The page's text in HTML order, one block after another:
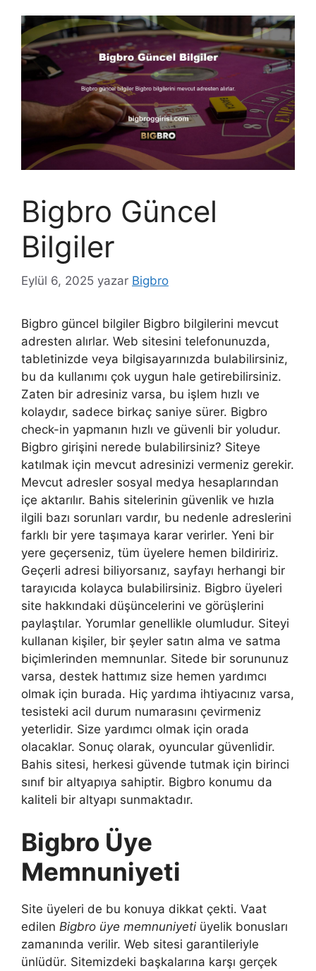
Bigbro Güncel
Bilgiler
Eylül 6, 2025 yazar Bigbro
Bigbro güncel bilgiler Bigbro bilgilerini mevcut
adresten alırlar. Web sitesini telefonunuzda,
tabletinizde veya bilgisayarınızda bulabilirsiniz,
bu da kullanımı çok uygun hale getirebilirsiniz.
Zaten bir adresiniz varsa, bu işlem hızlı ve
kolaydır, sadece birkaç saniye sürer. Bigbro
check-in yapmanın hızlı ve güvenli bir yoludur.
Bigbro girişini nerede bulabilirsiniz? Siteye
katılmak için mevcut adresinizi vermeniz gerekir.
Mevcut adresler sosyal medya hesaplarından
içe aktarılır. Bahis sitelerinin güvenlik ve hızla
ilgili bazı sorunları vardır, bu nedenle adreslerini
farklı bir yere taşımaya karar verirler. Yeni bir
yere geçerseniz, tüm üyelere hemen bildiririz.
Geçerli adresi biliyorsanız, sayfayı herhangi bir
tarayıcıda kolayca bulabilirsiniz. Bigbro üyeleri
site hakkındaki düşüncelerini ve görüşlerini
paylaştılar. Yorumlar genellikle olumludur. Siteyi
kullanan kişiler, bir şeyler satın alma ve satma
biçimlerinden memnunlar. Sitede bir sorununuz
varsa, destek hattımız size hemen yardımcı
olmak için burada. Hiç yardıma ihtiyacınız varsa,
tesisteki acil durum numarasını çevirmeniz
yeterlidir. Size yardımcı olmak için orada
olacaklar. Sonuç olarak, oyuncular güvenlidir.
Bahis sitesi, herkesi güvende tutmak için birinci
sınıf bir altyapıya sahiptir. Bigbro konumu da
kaliteli bir altyapı sunmaktadır.
Bigbro Üye
Memnuniyeti
Site üyeleri de bu konuya dikkat çekti. Vaat
edilen Bigbro üye memnuniyeti üyelik bonusları
zamanında verilir. Web sitesi garantileriyle
ünlüdür. Sitemizdeki başkalarına karşı gerçek